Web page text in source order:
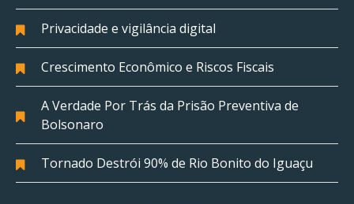
Privacidade e vigilância digital
Crescimento Econômico e Riscos Fiscais
A Verdade Por Trás da Prisão Preventiva de
Bolsonaro
Tornado Destrói 90% de Rio Bonito do Iguaçu